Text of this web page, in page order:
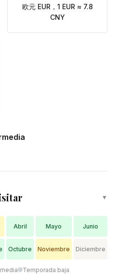
欧元 EUR，1 EUR ≈ 7.8
CNY
▼
Abril Mayo Junio
Octubre Noviembre Diciembre
Temporada baja